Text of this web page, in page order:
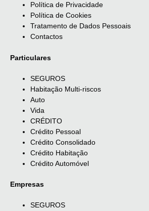
Política de Privacidade
Política de Cookies
Tratamento de Dados Pessoais
Contactos
Particulares
SEGUROS
Habitação Multi-riscos
Auto
Vida
CRÉDITO
Crédito Pessoal
Crédito Consolidado
Crédito Habitação
Crédito Automóvel
Empresas
SEGUROS